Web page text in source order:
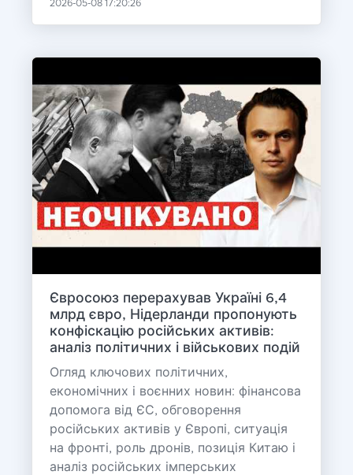
2026-05-08 17:20:26
Євросоюз перерахував Україні 6,4
млрд євро, Нідерланди пропонують
конфіскацію російських активів:
аналіз політичних і військових подій
Огляд ключових політичних,
економічних і воєнних новин: фінансова
допомога від ЄС, обговорення
російських активів у Європі, ситуація
на фронті, роль дронів, позиція Китаю і
аналіз російських імперських